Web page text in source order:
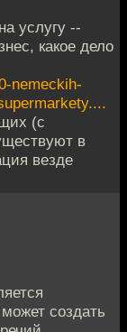
услугу --
какое дело
nemeckih-
(с
в
везде
создать